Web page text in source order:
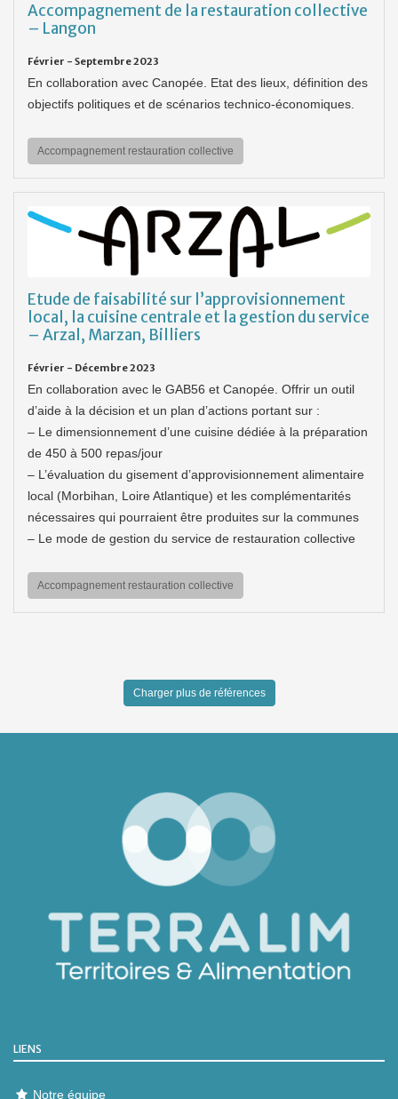
Accompagnement de la restauration collective
– Langon
Février - Septembre 2023
En collaboration avec Canopée. Etat des lieux, définition des
objectifs politiques et de scénarios technico-économiques.
Accompagnement restauration collective
Etude de faisabilité sur l’approvisionnement
local, la cuisine centrale et la gestion du service
– Arzal, Marzan, Billiers
Février - Décembre 2023
En collaboration avec le GAB56 et Canopée. Offrir un outil
d’aide à la décision et un plan d’actions portant sur :
– Le dimensionnement d’une cuisine dédiée à la préparation
de 450 à 500 repas/jour
– L’évaluation du gisement d’approvisionnement alimentaire
local (Morbihan, Loire Atlantique) et les complémentarités
nécessaires qui pourraient être produites sur la communes
– Le mode de gestion du service de restauration collective
Accompagnement restauration collective
Charger plus de références
LIENS
Notre équipe